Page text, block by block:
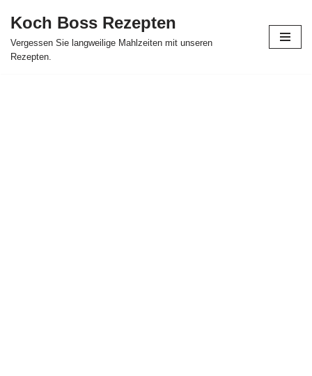
Skip
to
Koch Boss Rezepten
Vergessen Sie langweilige Mahlzeiten mit unseren
Rezepten.